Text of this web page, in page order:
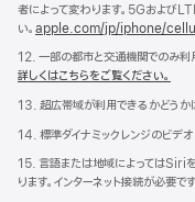
者によって変わります。5Gおよび
い。 apple.com/jp/iphone/
12. 一部の都市と交通機関でのみ利
詳しくはこちらをご覧ください。
13. 超広帯域が利用できるかどうか
14. 標準ダイナミックレンジのビデオ
15. 言語または地域によってはSiri
ります。インターネット接続が必要